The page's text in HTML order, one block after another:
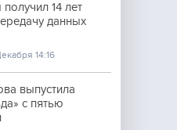
14 лет
данных
14:16
выпустила
с пятью